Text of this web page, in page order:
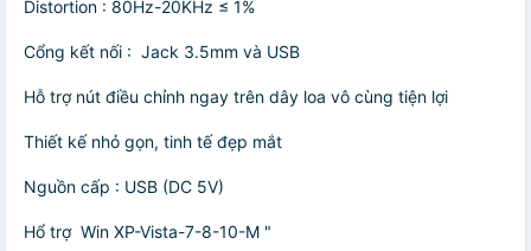
Distortion : 80Hz-20KHz ≤ 1%
Cổng kết nối : Jack 3.5mm và USB
Hỗ trợ nút điều chỉnh ngay trên dây loa vô cùng tiện lợi
Thiết kế nhỏ gọn, tinh tế đẹp mắt
Nguồn cấp : USB (DC 5V)
Hổ trợ Win XP-Vista-7-8-10-M "